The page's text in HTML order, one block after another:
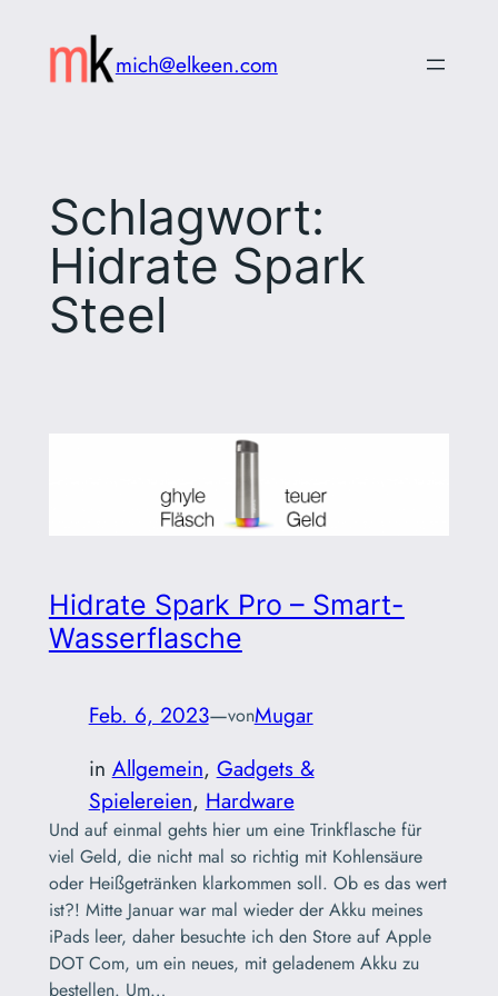
Inhalt
springen
mich@elkeen.com
Schlagwort:
Hidrate Spark
Steel
Hidrate Spark Pro – Smart-
Wasserflasche
Feb. 6, 2023—vonMugar
in Allgemein, Gadgets &
Spielereien, Hardware
Und auf einmal gehts hier um eine Trinkflasche für
viel Geld, die nicht mal so richtig mit Kohlensäure
oder Heißgetränken klarkommen soll. Ob es das wert
ist?! Mitte Januar war mal wieder der Akku meines
iPads leer, daher besuchte ich den Store auf Apple
DOT Com, um ein neues, mit geladenem Akku zu
bestellen. Um…